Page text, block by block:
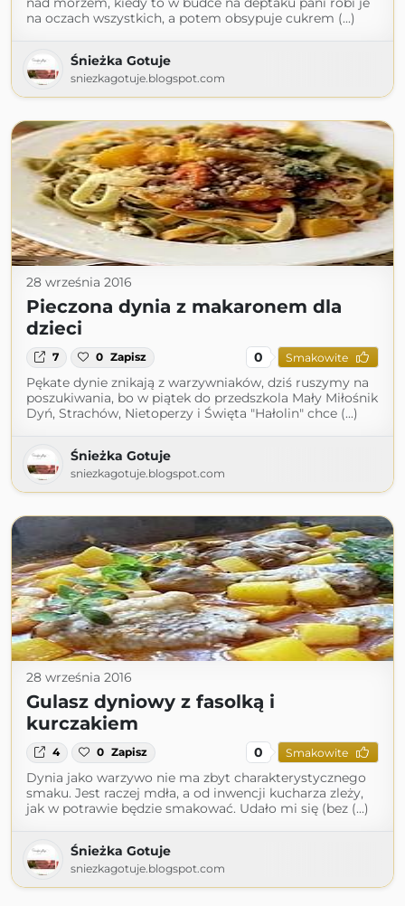
na oczach wszystkich, a potem obsypuje cukrem (...)
Śnieżka Gotuje
sniezkagotuje.blogspot.com
28 września 2016
Pieczona dynia z makaronem dla
dzieci
7 0 Zapisz 0 Smakowite
Pękate dynie znikają z warzywniaków, dziś ruszymy na
poszukiwania, bo w piątek do przedszkola Mały Miłośnik
Dyń, Strachów, Nietoperzy i Święta "Hałolin" chce (...)
Śnieżka Gotuje
sniezkagotuje.blogspot.com
28 września 2016
Gulasz dyniowy z fasolką i
kurczakiem
4 0 Zapisz 0 Smakowite
Dynia jako warzywo nie ma zbyt charakterystycznego
smaku. Jest raczej mdła, a od inwencji kucharza zleży,
jak w potrawie będzie smakować. Udało mi się (bez (...)
Śnieżka Gotuje
sniezkagotuje.blogspot.com